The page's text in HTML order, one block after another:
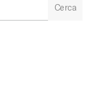
Cerca